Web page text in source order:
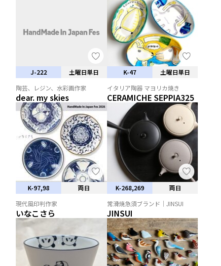
J-222
土曜日単日
陶芸、レジン、水彩画作家
dear. my skies
K-47
土曜日単日
イタリア陶器 マヨリカ焼き
CERAMICHE SEPPIA325
K-97,98
両日
現代風印判作家
いなこさら
K-268,269
両日
常滑焼急須ブランド｜JINSUI
JINSUI